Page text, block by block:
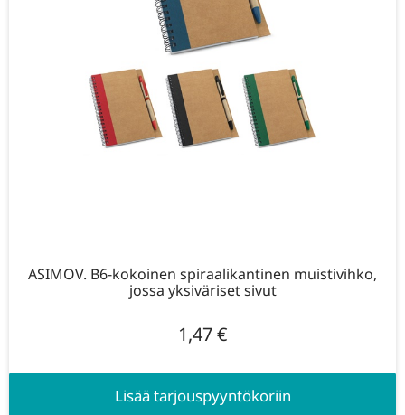
ASIMOV. B6-kokoinen spiraalikantinen muistivihko,
jossa yksiväriset sivut
1,47€
Lisää tarjouspyyntökoriin